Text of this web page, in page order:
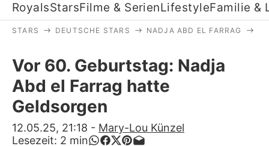
RoyalsStarsFilme & SerienLifestyleFamilie &
Stars
Filme & Serien
Lifestyle
STARS DEUTSCHE STARS NADJA ABD EL FARRAG
Vor 60. Geburtstag: Nadja
Abd el Farrag hatte
Geldsorgen
12.05.25, 21:18 - Mary-Lou Künzel
Lesezeit: 2 min